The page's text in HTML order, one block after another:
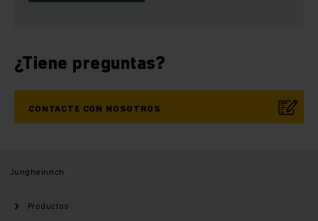
¿Tiene preguntas?
CONTACTE CON NOSOTROS
Jungheinrich
Productos